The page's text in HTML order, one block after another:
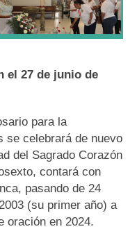
el 27 de junio de
para la
se celebrará de nuevo
del Sagrado Corazón
contará con
pasando de 24
(su primer año) a
oración en 2024.